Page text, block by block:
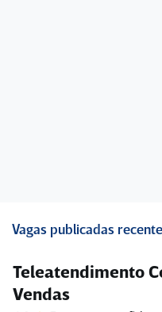
Vagas publicadas
Teleatendimento
Vendas